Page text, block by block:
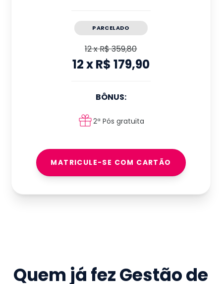
PARCELADO
12xR$ 359,80
12xR$ 179,90
BÔNUS:
2ª Pós gratuita
MATRICULE-SE COM CARTÃO
Quem já fezGestão de